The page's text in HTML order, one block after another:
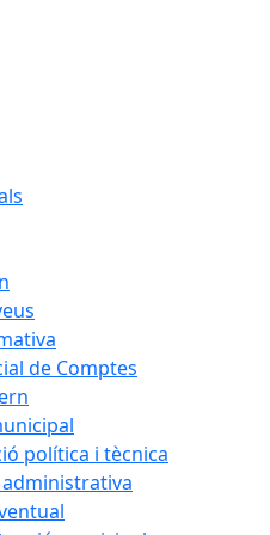
de Comptes
política i tècnica